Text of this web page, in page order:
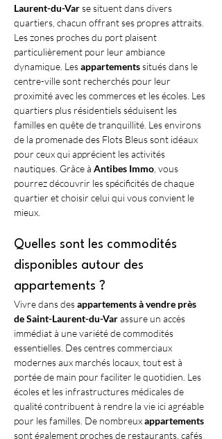
Laurent-du-Var se situent dans divers
quartiers, chacun offrant ses propres attraits.
Les zones proches du port plaisent
particulièrement pour leur ambiance
dynamique. Les appartements situés dans le
centre-ville sont recherchés pour leur
proximité avec les commerces et les écoles. Les
quartiers plus résidentiels séduisent les
familles en quête de tranquillité. Les environs
de la promenade des Flots Bleus sont idéaux
pour ceux qui apprécient les activités
nautiques. Grâce à Antibes Immo , vous
pourrez découvrir les spécificités de chaque
quartier et choisir celui qui vous convient le
mieux.
Quelles sont les commodités
disponibles autour des
appartements ?
Vivre dans des appartements à vendre près
de Saint-Laurent-du-Var assure un accès
immédiat à une variété de commodités
essentielles. Des centres commerciaux
modernes aux marchés locaux, tout est à
portée de main pour faciliter le quotidien. Les
écoles et les infrastructures médicales de
qualité contribuent à rendre la vie ici agréable
pour les familles. De nombreux appartements
sont également proches de restaurants, cafés